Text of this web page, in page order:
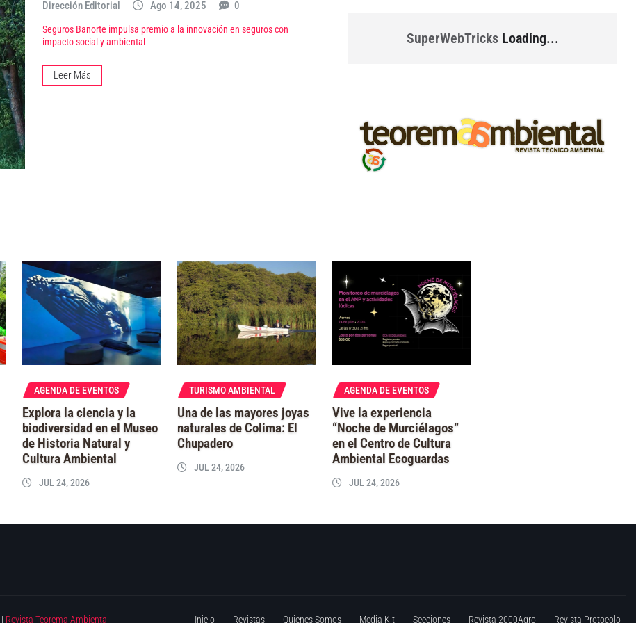
Dirección Editorial Ago 14, 2025 0
Seguros Banorte impulsa premio a la innovación en seguros con
impacto social y ambiental
Leer Más
SuperWebTricksLoading...
AGENDA DE EVENTOS
Explora la ciencia y la
biodiversidad en el Museo
de Historia Natural y
Cultura Ambiental
JUL 24, 2026
TURISMO AMBIENTAL
Una de las mayores joyas
naturales de Colima: El
Chupadero
JUL 24, 2026
AGENDA DE EVENTOS
Vive la experiencia
“Noche de Murciélagos”
en el Centro de Cultura
Ambiental Ecoguardas
JUL 24, 2026
| Revista Teorema Ambiental Inicio Revistas Quienes Somos Media Kit Secciones Revista 2000Agro Revista Protocolo